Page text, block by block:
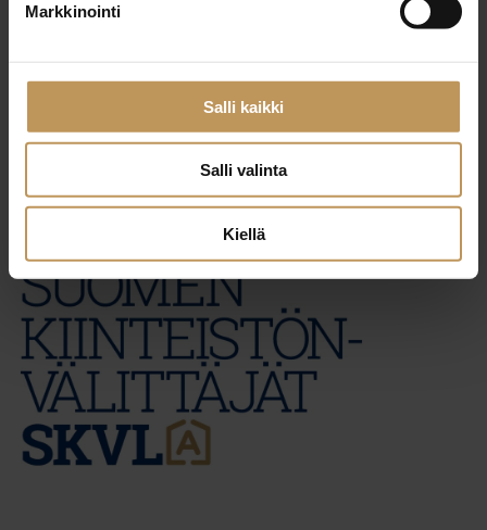
Markkinointi
Salli kaikki
Salli valinta
Kiellä
Vesa Kilpeläinen
Lue artikkeli